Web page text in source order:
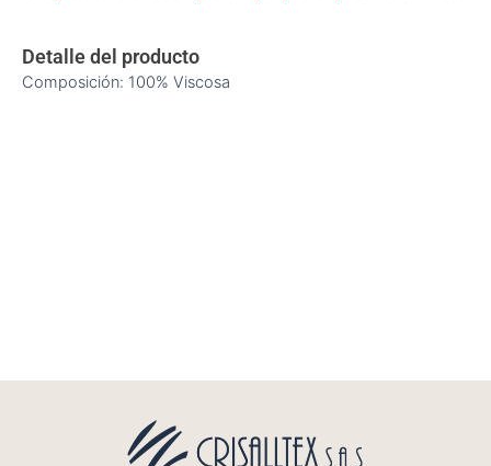
Detalle del producto
Composición: 100% Viscosa